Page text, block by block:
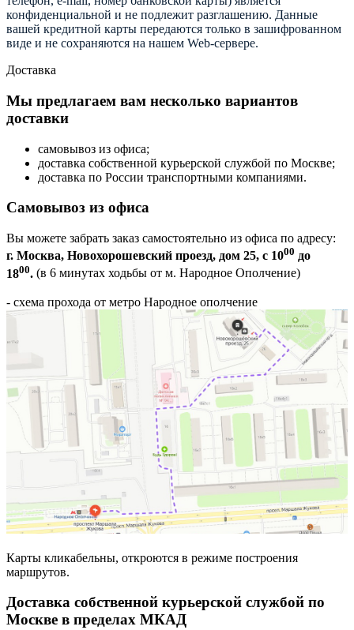
конфиденциальной и не подлежит разглашению. Данные
вашей кредитной карты передаются только в зашифрованном
виде и не сохраняются на нашем Web-сервере.
Доставка
Мы предлагаем вам несколько вариантов
доставки
самовывоз из офиса;
доставка собственной курьерской службой по Москве;
доставка по России транспортными компаниями.
Самовывоз из офиса
Вы можете забрать заказ самостоятельно из офиса по адресу:
г. Москва, Новохорошевский проезд, дом 25, с 1000 до
1800. (в 6 минутах ходьбы от м. Народное Ополчение)
- схема прохода от метро Народное ополчение
Карты кликабельны, откроются в режиме построения
маршрутов.
Доставка собственной курьерской службой по
Москве в пределах МКАД